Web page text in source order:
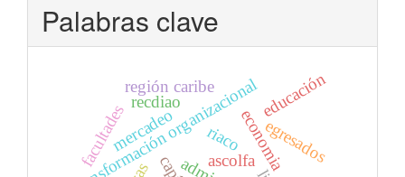
Palabras clave
transformación organizacional
ascolfa
riacoeconomia
mercadeo
facultades recdiao
región caribe educación
egresados